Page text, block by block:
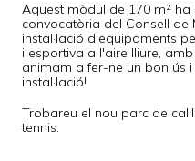
Aquest mòdul de 170 m²
convocatòria del Consell
instal·lació d'equipaments
i esportiva a l'aire lliure,
animam a fer-ne un bon ús
instal·lació!
Trobareu el nou parc de
tennis.